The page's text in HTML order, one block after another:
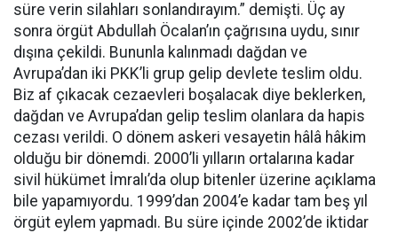
süre verin silahları sonlandırayım.” demişti. Üç ay
sonra örgüt Abdullah Öcalan’ın çağrısına uydu, sınır
dışına çekildi. Bununla kalınmadı dağdan ve
Avrupa’dan iki PKK’li grup gelip devlete teslim oldu.
Biz af çıkacak cezaevleri boşalacak diye beklerken,
dağdan ve Avrupa’dan gelip teslim olanlara da hapis
cezası verildi. O dönem askeri vesayetin hâlâ hâkim
olduğu bir dönemdi. 2000’li yılların ortalarına kadar
sivil hükümet İmralı’da olup bitenler üzerine açıklama
bile yapamıyordu. 1999’dan 2004’e kadar tam beş yıl
örgüt eylem yapmadı. Bu süre içinde 2002’de iktidar